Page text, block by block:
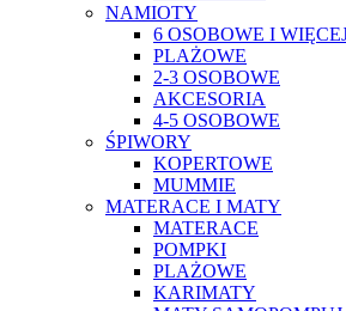
NAMIOTY
6 OSOBOWE I
PLAŻOWE
2-3 OSOBOWE
AKCESORIA
4-5 OSOBOWE
ŚPIWORY
KOPERTOWE
MUMMIE
MATERACE I MATY
MATERACE
POMPKI
PLAŻOWE
KARIMATY